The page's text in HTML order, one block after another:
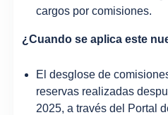
cargos por comisiones.
¿Cuando se aplica este
El desglose de
reservas realizadas
2025, a través del Portal